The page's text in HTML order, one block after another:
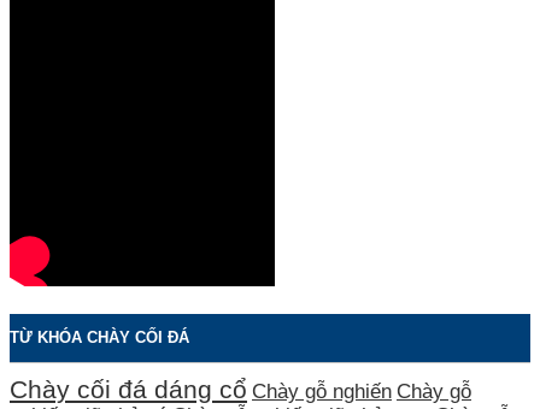
TỪ KHÓA CHÀY CỐI ĐÁ
Chày cối đá dáng cổ Chày gỗ nghiến Chày gỗ